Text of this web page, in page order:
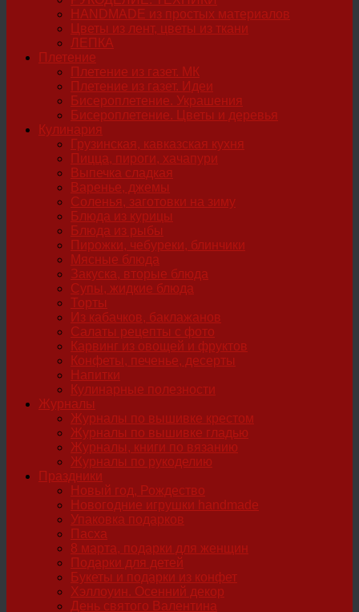
HANDMADE из простых материалов
Цветы из лент, цветы из ткани
ЛЕПКА
Плетение
Плетение из газет. МК
Плетение из газет. Идеи
Бисероплетение. Украшения
Бисероплетение. Цветы и деревья
Кулинария
Грузинская, кавказская кухня
Пицца, пироги, хачапури
Выпечка сладкая
Варенье, джемы
Соленья, заготовки на зиму
Блюда из курицы
Блюда из рыбы
Пирожки, чебуреки, блинчики
Мясные блюда
Закуска, вторые блюда
Супы, жидкие блюда
Торты
Из кабачков, баклажанов
Салаты рецепты с фото
Карвинг из овощей и фруктов
Конфеты, печенье, десерты
Напитки
Кулинарные полезности
Журналы
Журналы по вышивке крестом
Журналы по вышивке гладью
Журналы, книги по вязанию
Журналы по рукоделию
Праздники
Новый год, Рождество
Новогодние игрушки handmade
Упаковка подарков
Пасха
8 марта, подарки для женщин
Подарки для детей
Букеты и подарки из конфет
Хэллоуин. Осенний декор
День святого Валентина